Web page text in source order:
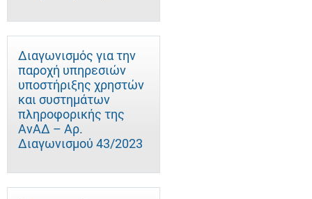
Διαγωνισμός για την
παροχή υπηρεσιών
υποστήριξης χρηστών
και συστημάτων
πληροφορικής της
ΑνΑΔ – Αρ.
Διαγωνισμού 43/2023